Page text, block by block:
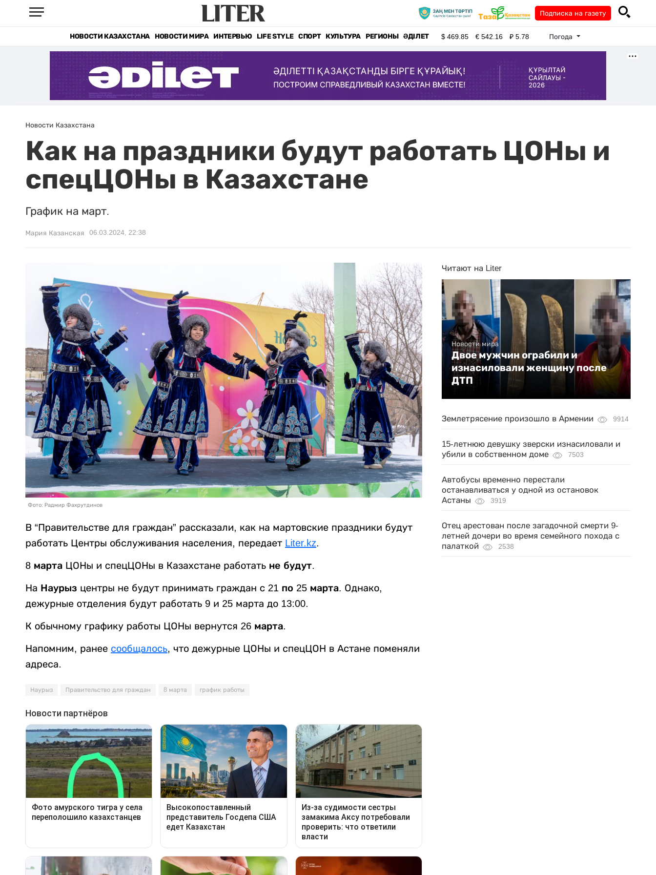
Подписка на газету
НОВОСТИ КАЗАХСТАНА НОВОСТИ МИРА ИНТЕРВЬЮ LIFE STYLE СПОРТ КУЛЬТУРА РЕГИОНЫ ӘДІЛЕТ $469.85 €542.16 ₽5.78 Погода
Новости Казахстана
Как на праздники будут работать ЦОНы и
спецЦОНы в Казахстане
График на март.
Мария Казанская 06.03.2024, 22:38
Фото: Радмир Фахрутдинов
В “Правительстве для граждан” рассказали, как на мартовские праздники будут
работать Центры обслуживания населения, передает Liter.kz.
8 марта ЦОНы и спецЦОНы в Казахстане работать не будут.
На Наурыз центры не будут принимать граждан с 21 по 25 марта. Однако,
дежурные отделения будут работать 9 и 25 марта до 13:00.
К обычному графику работы ЦОНы вернутся 26 марта.
Напомним, ранее сообщалось, что дежурные ЦОНы и спецЦОН в Астане поменяли
адреса.
Наурыз Правительство для граждан 8 марта график работы
Читают на Liter
Новости мира
Двое мужчин ограбили и
изнасиловали женщину после
ДТП
Землетрясение произошло в Армении 9914
15-летнюю девушку зверски изнасиловали и
убили в собственном доме
7503
Автобусы временно перестали
останавливаться у одной из остановок
Астаны
3919
Отец арестован после загадочной смерти 9-
летней дочери во время семейного похода с
палаткой
2538